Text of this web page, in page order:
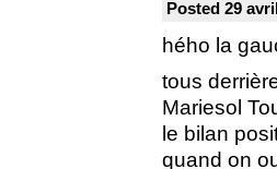
Posted 29
hého la
tous
Mariesol
le bilan
quand on